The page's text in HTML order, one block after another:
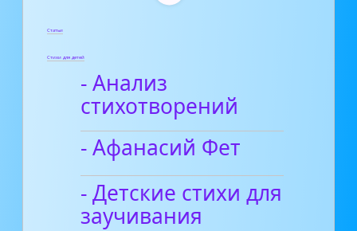
Статьи
Стихи для детей
- Анализ
стихотворений
- Афанасий Фет
- Детские стихи для
заучивания